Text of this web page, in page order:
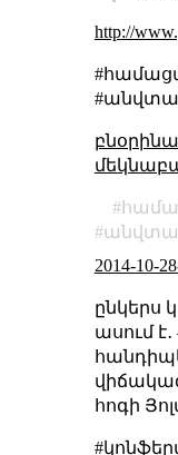
http://
2014-10-
ընկերս
ասում
հոգի